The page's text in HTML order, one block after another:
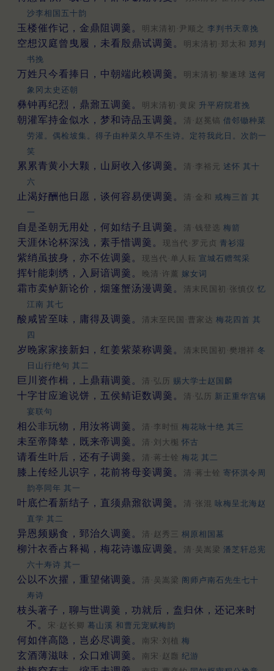
沙李相国五十韵
玉楼催作记，金鼎阻调羹。 明末清初·尹顺之 李判书天章挽
空想汉庭曾曳履，未看殷鼎试调羹。 明末清初·郑太和 郑判
书挽
万姓只今看捧日，中朝端此赖调羹。 明末清初·黎遂球 送何
象冈太史还朝
彝钟再纪烈，鼎鼐五调羹。 明末清初·黄㦿 升平府院君挽
朝灌军持金似水，梦和诗品玉调羹。 清·赵冕镐 借邻锄种菜
劳灌。偶检坡集。得子由种菜久旱不生诗。定符我此日。次韵一
笑
累累青黄小大颗，山厨收入侈调羹。 清·李裕元 述怀 其十
六
止渴好酬他日愿，谈何容易便调羹。 清·金和 戒梅三首 其
一
自是圣朝无用处，何如结子且调羹。 清·钱登选 梅箭
天涯休论杯深浅，素手惜调羹。 现当代·罗元贞 青衫湿
紫绡虽披身，亦不佐调羹。 现当代·单人耘 宣城石赠驾采
挥针能刺绣，入厨谙调羹。 晚清·许薰 嫁女词
霜市卖鲈新论价，烟篷蟹汤漫调羹。 清末民国初·张慎仪 忆
江南 其七
酸咸皆至味，庸得及调羹。 清末至民国·曹家达 梅花四首 其
四
岁晚家家接新妇，红姜紫菜称调羹。 清末民国初·樊增祥 冬
日山行绝句 其二
巨川资作楫，上鼎藉调羹。 清·弘历 赐大学士赵国麟
十字甘应逾说饼，五侯鲭讵数调羹。 清·弘历 新正重华宫锡
宴联句
相公非玩物，用汝将调羹。 清·李时恒 梅花咏十绝 其三
未至帝降辇，既来帝调羹。 清·刘大櫆 怀古
请看生叶后，还有子调羹。 清·蒋士铨 梅花 其二
膝上传经儿识字，花前将母妾调羹。 清·蒋士铨 寄怀淇令周
韵亭同年 其一
叶底伫看新结子，直须鼎鼐欲调羹。 清·张混 咏梅呈北海赵
直学 其二
异恩频赐食，郅治久调羹。 清·赵秀三 桐原相国墓
柳汁衣香占释褐，梅花诗谶应调羹。 清·吴嵩梁 潘芝轩总宪
六十寿诗 其一
公以不次擢，重望储调羹。 清·吴嵩梁 阁师卢南石先生七十
寿诗
枝头著子，聊与世调羹，功就后，盍归休，还记来时
不。
宋·赵长卿 蓦山溪 和曹元宠赋梅韵
何如伴高隐，岂必尽调羹。 南宋·刘植 梅
玄酒薄滋味，众口难调羹。 南宋·赵廱 纪游